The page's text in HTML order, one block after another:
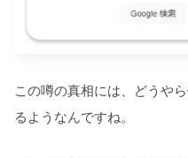
この噂の真相には、どうや
るようなんですね。